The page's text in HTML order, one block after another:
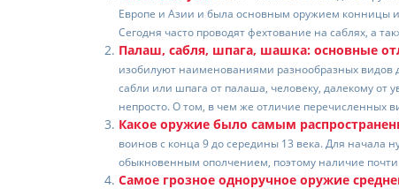
e
b
o
o
k
o
kl
a
ss
ni
ki
R
u
er e
st
р
а
в
и
т
ь
Европе и Азии и была основным оружием конницы
Сегодня часто проводят фехтование на саблях, а
Палаш, сабля, шпага, шашка: основные
изобилуют наименованиями разнообразных видов
сабли или шпага от палаша, человеку, далекому от
непросто. О том, в чем же отличие перечисленных
Какое оружие было самым
воинов с конца 9 до середины 13 века. Для начала
обыкновенным ополчением, поэтому наличие
Самое грозное одноручное оружие